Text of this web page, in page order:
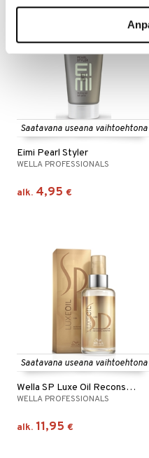
Saatavana useana vaihtoehtona
Eimi Pearl Styler
WELLA PROFESSIONALS
alk. 4,95 €
Saatavana useana vaihtoehtona
Wella SP Luxe Oil Reconstructive Elixir
WELLA PROFESSIONALS
alk. 11,95 €